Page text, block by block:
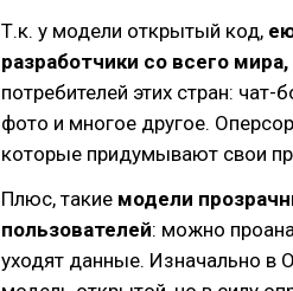
Т.к. у модели открытый код,
разработчики со всего мира,
потребителей этих стран:
фото и многое другое.
которые придумывают свои
Плюс, такие модели
пользователей: можно
уходят данные. Изначально в